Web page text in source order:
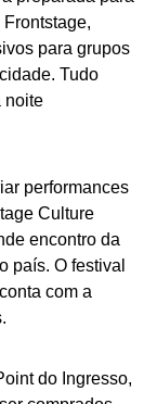
para grupos
Tudo
noite
performances
Culture
encontro da
país. O festival
com a
do Ingresso,